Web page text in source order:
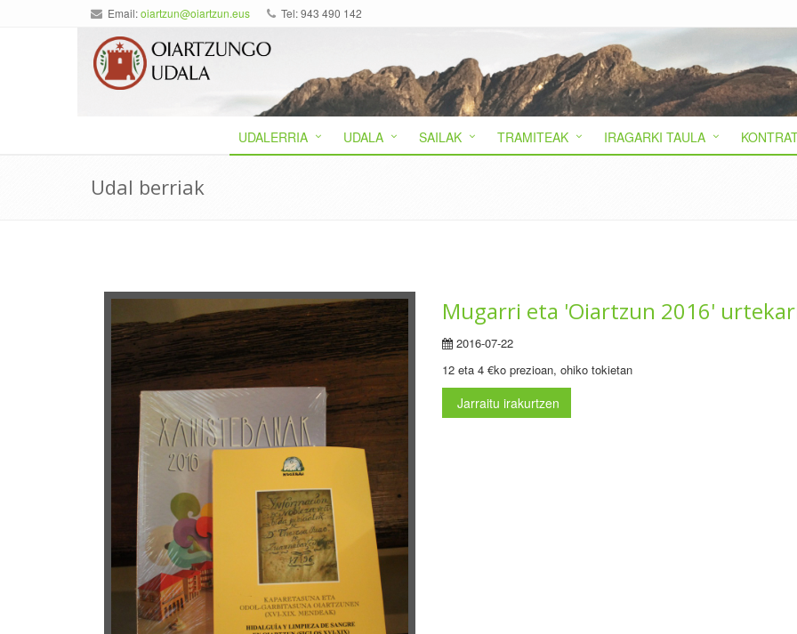
Email:oiartzun@oiartzun.eus Tel: 943 490 142
UDALERRIA UDALA SAILAK TRAMITEAK IRAGARKI TAULA
Udal berriak
Mugarri eta 'Oiartzun 2016'
2016-07-22
12 eta 4 €ko prezioan, ohiko tokietan
Jarraitu irakurtzen